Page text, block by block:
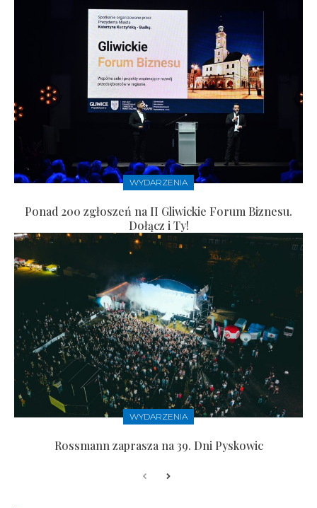
WYDARZENIA
Ponad 200 zgłoszeń na II Gliwickie Forum Biznesu.
Dołącz i Ty!
WYDARZENIA
Rossmann zaprasza na 39. Dni Pyskowic